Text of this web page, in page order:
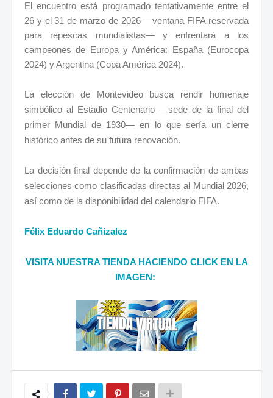
El encuentro está programado tentativamente entre el
26 y el 31 de marzo de 2026 —ventana FIFA reservada
para repescas mundialistas— y enfrentará a los
campeones de Europa y América: España (Eurocopa
2024) y Argentina (Copa América 2024).
La elección de Montevideo busca rendir homenaje
simbólico al Estadio Centenario —sede de la final del
primer Mundial de 1930— en lo que sería un cierre
histórico antes de su futura renovación.
La decisión final depende de la confirmación de ambas
selecciones como clasificadas directas al Mundial 2026,
así como de la disponibilidad del calendario FIFA.
Félix Eduardo Cañizalez
VISITA NUESTRA TIENDA HACIENDO CLICK EN LA
IMAGEN: